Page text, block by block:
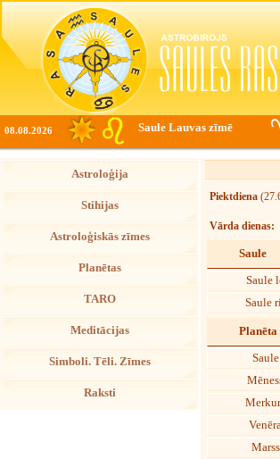
08.08.2026 Saule Lauvas zīmē
Astroloģija
Stihijas
Astroloģiskās zīmes
Planētas
TARO
Meditācijas
Simboli. Tēli. Zīmes
Raksti
Piektdiena
Vārda dienas:
Saule
Saule
Saule
Planēta
Saule
Marss